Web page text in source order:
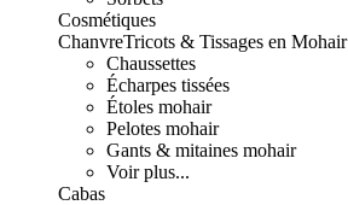
Cosmétiques
ChanvreTricots & Tissages en Mohair
Chaussettes
Écharpes tissées
Étoles mohair
Pelotes mohair
Gants & mitaines mohair
Voir plus...
Cabas